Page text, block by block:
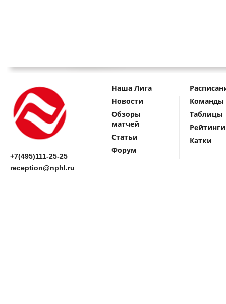
+7(495)111-25-25
reception@nphl.ru
Наша Лига
Новости
Обзоры
матчей
Статьи
Форум
Команды
Таблицы
Рейтинги
Катки